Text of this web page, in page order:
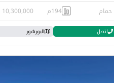
194م 10,300,000 ج.م
اتصل البورشور